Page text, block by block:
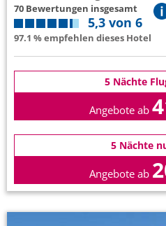
70 Bewertungen insgesamt
5,3 von 6
97.1 % empfehlen dieses Hotel
5 Nächte
Angebote ab
5 Nächte
Angebote ab